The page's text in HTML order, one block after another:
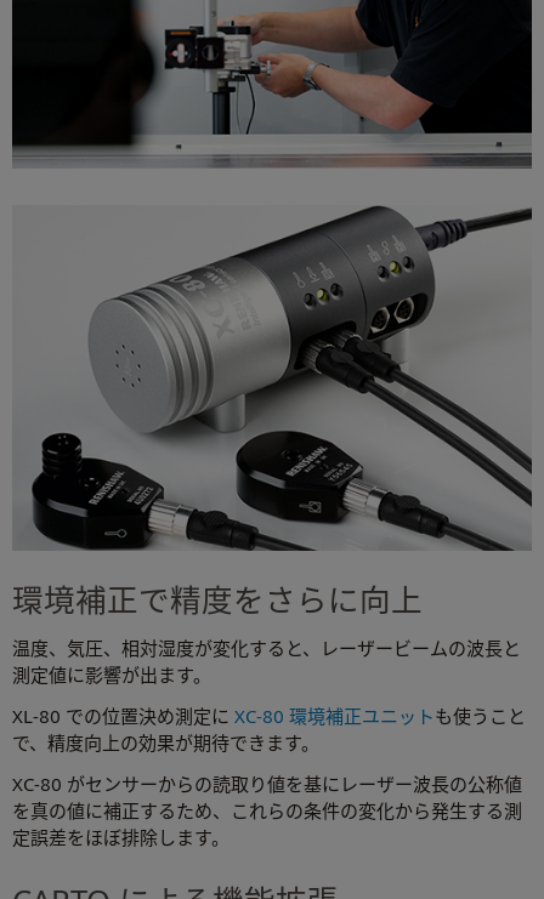
環境補正で精度をさらに向上
温度、気圧、相対湿度が変化すると、レーザービームの波長と
測定値に影響が出ます。
XL-80 での位置決め測定に XC-80 環境補正ユニットも使うこと
で、精度向上の効果が期待できます。
XC-80 がセンサーからの読取り値を基にレーザー波長の公称値
を真の値に補正するため、これらの条件の変化から発生する測
定誤差をほぼ排除します。